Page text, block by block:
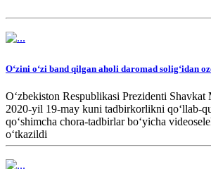
O‘zini o‘zi band qilgan aholi daromad solig‘idan
O‘zbekiston Respublikasi Prezidenti
2020-yil 19-may kuni tadbirkorlikni qo‘llab-
qo‘shimcha chora-tadbirlar bo‘yicha
o‘tkazildi